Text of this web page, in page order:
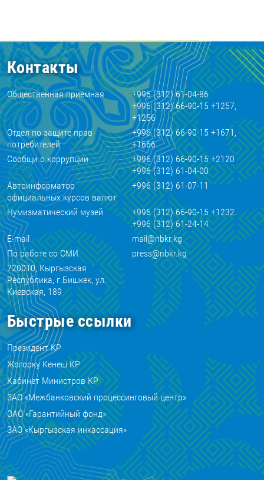
Контакты
Общественная приемная
+996 (312) 61-04-86
+996 (312) 66-90-15 +1257,
+1256
Отдел по защите прав
потребителей
+996 (312) 66-90-15 +1671,
+1666
Сообщи о коррупции
+996 (312) 66-90-15 +2120
+996 (312) 61-04-00
Автоинформатор
официальных курсов валют
+996 (312) 61-07-11
Нумизматический музей
+996 (312) 66-90-15 +1232
+996 (312) 61-24-14
E-mail
mail@nbkr.kg
По работе со СМИ
press@nbkr.kg
720010, Кыргызская
Республика, г.Бишкек, ул.
Киевская, 189
Быстрые ссылки
Президент КР
Жогорку Кенеш КР
Кабинет Министров КР
ЗАО «Межбанковский процессинговый центр»
ОАО «Гарантийный фонд»
ЗАО «Кыргызская инкассация»